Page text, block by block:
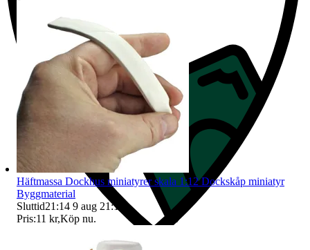
Häftmassa Dockhus miniatyrer skala 1:12 Dockskåp miniatyr
Byggmaterial
Sluttid21:14 9 aug 21:14
Pris:11 kr,Köp nu.